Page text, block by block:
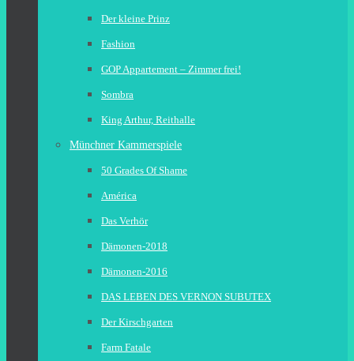
Der kleine Prinz
Fashion
GOP Appartement – Zimmer frei!
Sombra
King Arthur, Reithalle
Münchner Kammerspiele
50 Grades Of Shame
América
Das Verhör
Dämonen-2018
Dämonen-2016
DAS LEBEN DES VERNON SUBUTEX
Der Kirschgarten
Farm Fatale